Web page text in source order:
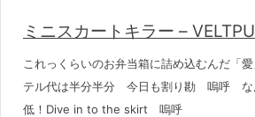
ミニスカートキラー –
これっくらいのお弁当箱に詰め込むんだ「
テル代は半分半分 今日も割り勘 嗚呼 な
低！Dive in to the skirt 嗚呼